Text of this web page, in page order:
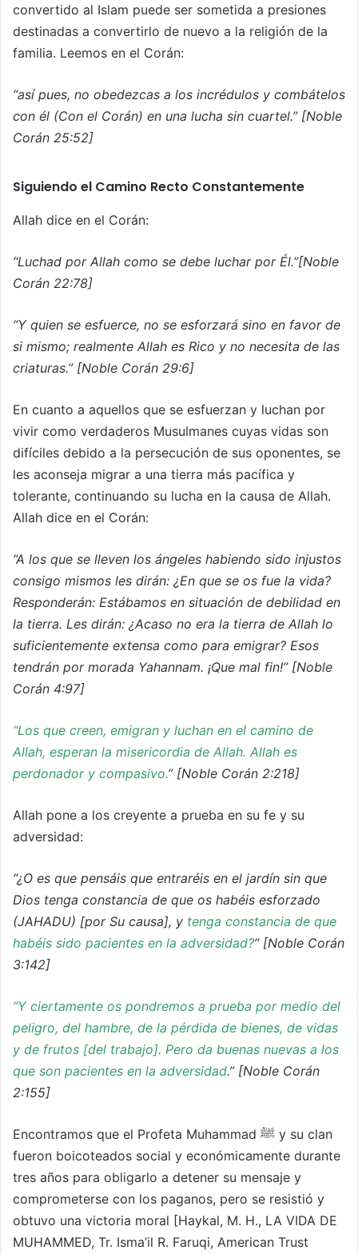
convertido al Islam puede ser sometida a presiones
destinadas a convertirlo de nuevo a la religión de la
familia. Leemos en el Corán:
“así pues, no obedezcas a los incrédulos y combátelos
con él (Con el Corán) en una lucha sin cuartel.” [Noble
Corán 25:52]
Siguiendo el Camino Recto Constantemente
Allah dice en el Corán:
“Luchad por Allah como se debe luchar por Él.”[Noble
Corán 22:78]
“Y quien se esfuerce, no se esforzará sino en favor de
si mismo; realmente Allah es Rico y no necesita de las
criaturas.” [Noble Corán 29:6]
En cuanto a aquellos que se esfuerzan y luchan por
vivir como verdaderos Musulmanes cuyas vidas son
difíciles debido a la persecución de sus oponentes, se
les aconseja migrar a una tierra más pacífica y
tolerante, continuando su lucha en la causa de Allah.
Allah dice en el Corán:
“A los que se lleven los ángeles habiendo sido injustos
consigo mismos les dirán: ¿En que se os fue la vida?
Responderán: Estábamos en situación de debilidad en
la tierra. Les dirán: ¿Acaso no era la tierra de Allah lo
suficientemente extensa como para emigrar? Esos
tendrán por morada Yahannam. ¡Que mal fin!” [Noble
Corán 4:97]
“Los que creen, emigran y luchan en el camino de
Allah, esperan la misericordia de Allah. Allah es
perdonador y compasivo.” [Noble Corán 2:218]
Allah pone a los creyente a prueba en su fe y su
adversidad:
“¿O es que pensáis que entraréis en el jardín sin que
Dios tenga constancia de que os habéis esforzado
(JAHADU) [por Su causa], y tenga constancia de que
habéis sido pacientes en la adversidad?” [Noble Corán
3:142]
“Y ciertamente os pondremos a prueba por medio del
peligro, del hambre, de la pérdida de bienes, de vidas
y de frutos [del trabajo]. Pero da buenas nuevas a los
que son pacientes en la adversidad.” [Noble Corán
2:155]
Encontramos que el Profeta Muhammad ﷺ y su clan
fueron boicoteados social y económicamente durante
tres años para obligarlo a detener su mensaje y
comprometerse con los paganos, pero se resistió y
obtuvo una victoria moral [Haykal, M. H., LA VIDA DE
MUHAMMED, Tr. Isma’il R. Faruqi, American Trust